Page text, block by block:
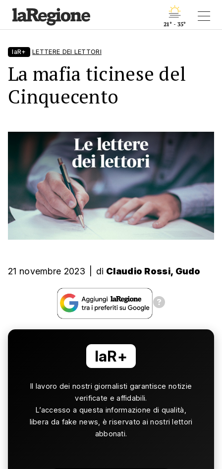
21° - 35°
laR+ LETTERE DEI LETTORI
La mafia ticinese del
Cinquecento
21 novembre 2023 di Claudio Rossi, Gudo
laR+
Il lavoro dei nostri giornalisti garantisce notizie
verificate e affidabili.
L’accesso a questa informazione di qualità,
libera da fake news, è riservato ai nostri lettori
abbonati.